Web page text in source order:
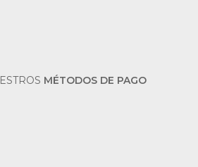
MÉTODOS DE PAGO